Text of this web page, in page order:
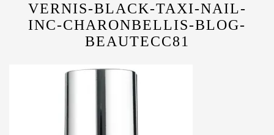
VERNIS-BLACK-TAXI-NAIL-
INC-CHARONBELLIS-BLOG-
BEAUTECC81